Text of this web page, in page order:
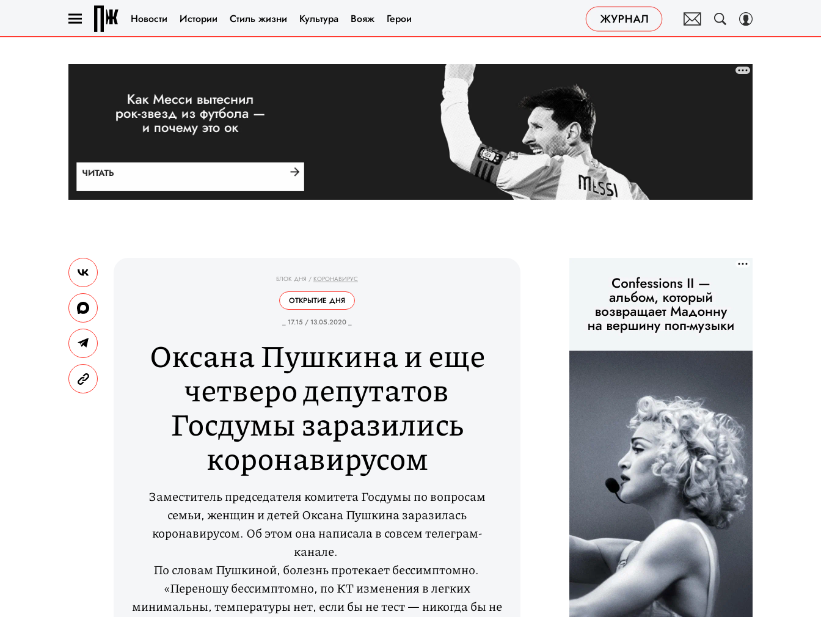
Новости Истории Стиль жизни Культура Вояж Герои
БЛОК ДНЯ / КОРОНАВИРУС
ОТКРЫТИЕ ДНЯ
_ 17.15 / 13.05.2020 _
Оксана Пушкина и еще
четверо депутатов
Госдумы заразились
коронавирусом
Заместитель председателя комитета Госдумы по вопросам
семьи, женщин и детей Оксана Пушкина заразилась
коронавирусом. Об этом она написала в совсем телеграм-
канале.
По словам Пушкиной, болезнь протекает бессимптомно.
«Переношу бессимптомно, по КТ изменения в легких
минимальны, температуры нет, если бы не тест — никогда бы не